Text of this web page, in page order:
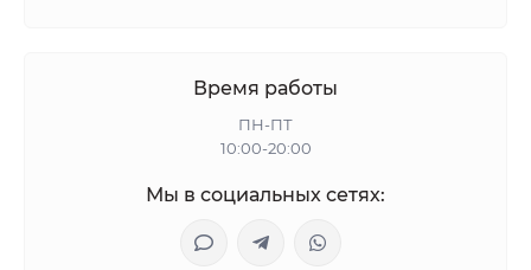
Время работы
ПН-ПТ
10:00-20:00
Мы в социальных сетях: